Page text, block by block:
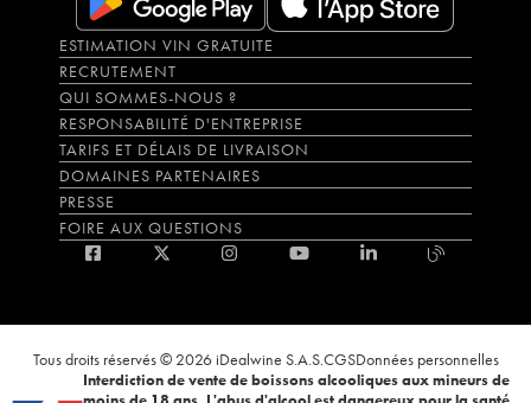
ESTIMATION VIN GRATUITE
RECRUTEMENT
QUI SOMMES-NOUS ?
RESPONSABILITÉ D'ENTREPRISE
TARIFS ET DÉLAIS DE LIVRAISON
DOMAINES PARTENAIRES
PRESSE
FOIRE AUX QUESTIONS
Tous droits réservés © 2026 iDealwine S.A.S.CGSDonnées personnelles
Interdiction de vente de boissons alcooliques aux mineurs de